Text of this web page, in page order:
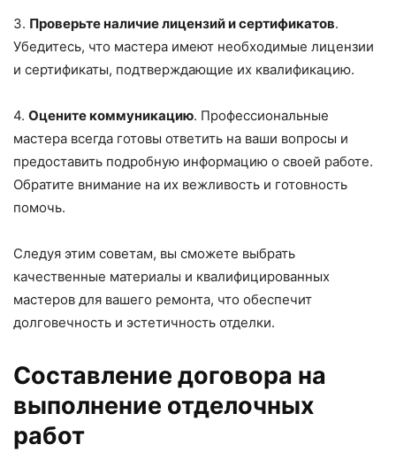
3. Проверьте наличие лицензий и сертификатов.
Убедитесь, что мастера имеют необходимые лицензии
и сертификаты, подтверждающие их квалификацию.
4. Оцените коммуникацию. Профессиональные
мастера всегда готовы ответить на ваши вопросы и
предоставить подробную информацию о своей работе.
Обратите внимание на их вежливость и готовность
помочь.
Следуя этим советам, вы сможете выбрать
качественные материалы и квалифицированных
мастеров для вашего ремонта, что обеспечит
долговечность и эстетичность отделки.
Составление договора на
выполнение отделочных
работ